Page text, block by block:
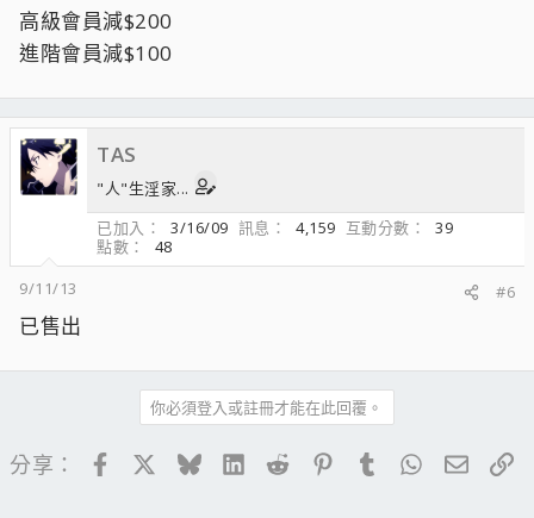
高級會員減$200
進階會員減$100
TAS
"人"生淫家...
已加入
3/16/09 訊息 4,159 互動分數
39
點數
48
9/11/13
#6
已售出
你必須登入或註冊才能在此回覆。
分享： FacebookBlueskyLinkedIn
Reddit PinterestTumblrWhatsApp
電子